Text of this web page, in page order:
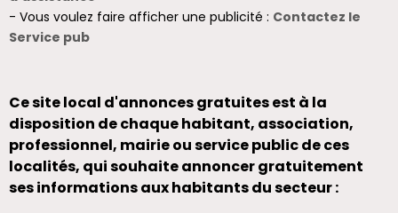
- Vous voulez faire afficher une publicité : Contactez le
Service pub
Ce site local d'annonces gratuites est à la
disposition de chaque habitant, association,
professionnel, mairie ou service public de ces
localités, qui souhaite annoncer gratuitement
ses informations aux habitants du secteur :